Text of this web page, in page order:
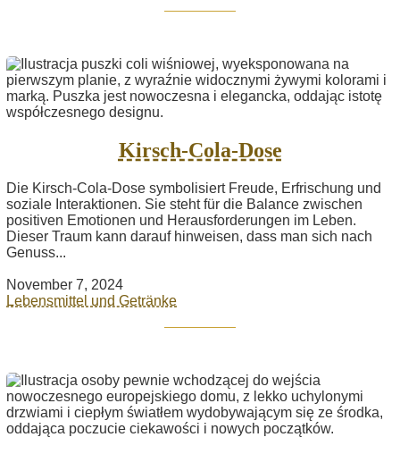
Kirsch-Cola-Dose
Die Kirsch-Cola-Dose symbolisiert Freude, Erfrischung und
soziale Interaktionen. Sie steht für die Balance zwischen
positiven Emotionen und Herausforderungen im Leben.
Dieser Traum kann darauf hinweisen, dass man sich nach
Genuss...
November 7, 2024
Lebensmittel und Getränke